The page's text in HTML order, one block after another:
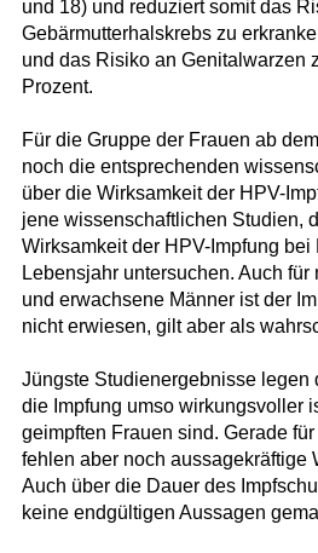
und 18) und reduziert somit das
Gebärmutterhalskrebs zu
und das Risiko an Genitalwarzen
Prozent.
Für die Gruppe der Frauen ab
noch die entsprechenden
über die Wirksamkeit der HPV-
jene wissenschaftlichen Studien,
Wirksamkeit der HPV-Impfung bei
Lebensjahr untersuchen. Auch
und erwachsene Männer ist der
nicht erwiesen, gilt aber als
Jüngste Studienergebnisse legen
die Impfung umso wirkungsvoller
geimpften Frauen sind. Gerade
fehlen aber noch aussagekräftige
Auch über die Dauer des
keine endgültigen Aussagen